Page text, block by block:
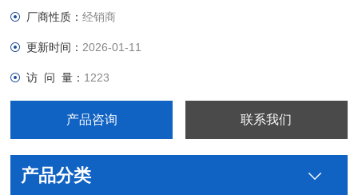
厂商性质：经销商
更新时间： 2026-01-11
访 问 量： 1223
产品咨询 联系我们
产品分类